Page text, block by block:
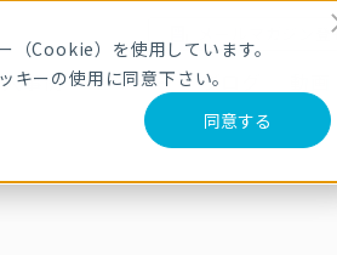
Cookie）を使用しています。
ーの使用に同意下さい。
同意する
メールマガジン登
事例 セミナー ブログ